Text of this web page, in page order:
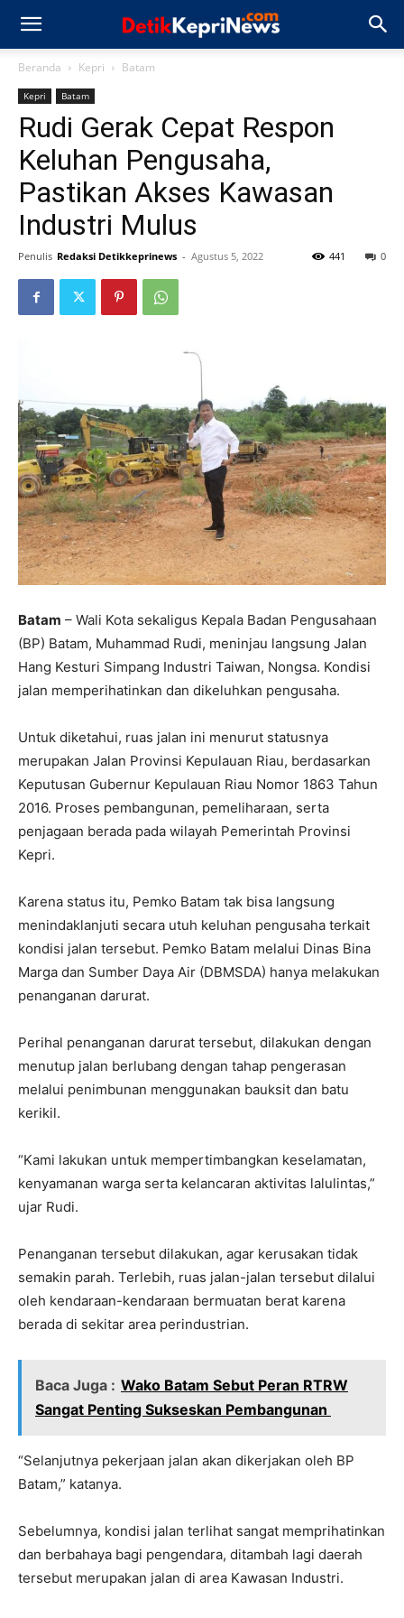
Beranda Kepri Batam
Kepri Batam
Rudi Gerak Cepat Respon
Keluhan Pengusaha,
Pastikan Akses Kawasan
Industri Mulus
Penulis Redaksi Detikkeprinews - Agustus 5, 2022 0
441
Batam – Wali Kota sekaligus Kepala Badan Pengusahaan
(BP) Batam, Muhammad Rudi, meninjau langsung Jalan
Hang Kesturi Simpang Industri Taiwan, Nongsa. Kondisi
jalan memperihatinkan dan dikeluhkan pengusaha.
Untuk diketahui, ruas jalan ini menurut statusnya
merupakan Jalan Provinsi Kepulauan Riau, berdasarkan
Keputusan Gubernur Kepulauan Riau Nomor 1863 Tahun
2016. Proses pembangunan, pemeliharaan, serta
penjagaan berada pada wilayah Pemerintah Provinsi
Kepri.
Karena status itu, Pemko Batam tak bisa langsung
menindaklanjuti secara utuh keluhan pengusaha terkait
kondisi jalan tersebut. Pemko Batam melalui Dinas Bina
Marga dan Sumber Daya Air (DBMSDA) hanya melakukan
penanganan darurat.
Perihal penanganan darurat tersebut, dilakukan dengan
menutup jalan berlubang dengan tahap pengerasan
melalui penimbunan menggunakan bauksit dan batu
kerikil.
“Kami lakukan untuk mempertimbangkan keselamatan,
kenyamanan warga serta kelancaran aktivitas lalulintas,”
ujar Rudi.
Penanganan tersebut dilakukan, agar kerusakan tidak
semakin parah. Terlebih, ruas jalan-jalan tersebut dilalui
oleh kendaraan-kendaraan bermuatan berat karena
berada di sekitar area perindustrian.
Baca Juga : Wako Batam Sebut Peran RTRW
Sangat Penting Sukseskan Pembangunan
“Selanjutnya pekerjaan jalan akan dikerjakan oleh BP
Batam,” katanya.
Sebelumnya, kondisi jalan terlihat sangat memprihatinkan
dan berbahaya bagi pengendara, ditambah lagi daerah
tersebut merupakan jalan di area Kawasan Industri.